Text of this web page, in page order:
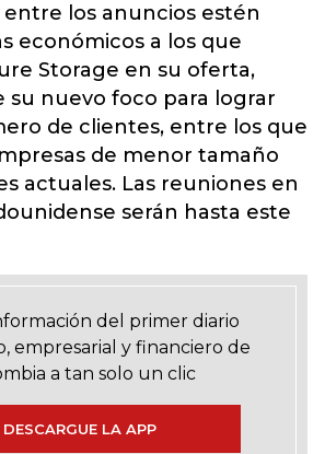
entre los anuncios estén
económicos a los que
Storage en su oferta,
su nuevo foco para lograr
de clientes, entre los que
de menor tamaño
actuales. Las reuniones en
serán hasta este
del primer diario
empresarial y financiero de
a tan solo un clic
DESCARGUE LA APP